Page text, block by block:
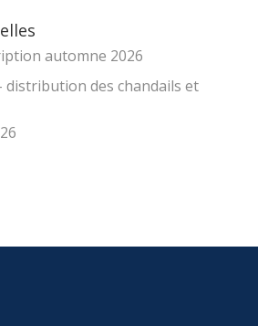
automne 2026
distribution des chandails et